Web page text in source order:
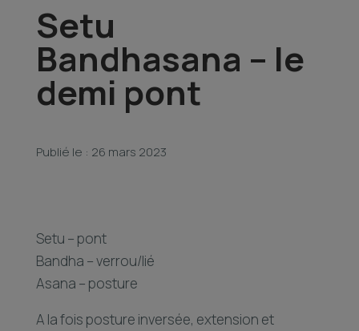
Setu
Bandhasana – le
demi pont
Publié le : 26 mars 2023
Setu – pont
Bandha – verrou/lié
Asana – posture
A la fois posture inversée, extension et